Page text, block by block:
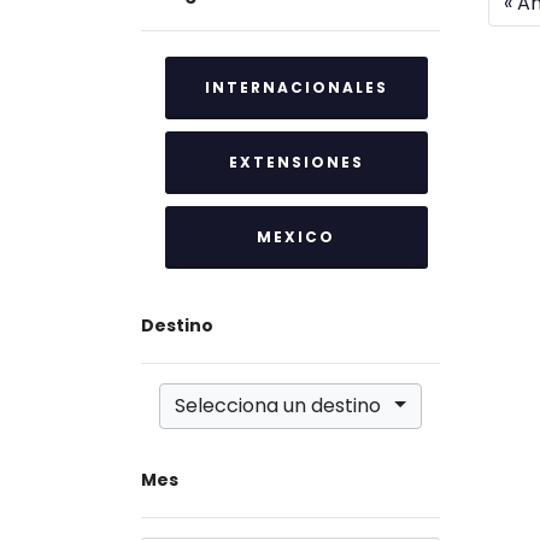
INTERNACIONALES
EXTENSIONES
MEXICO
Destino
Selecciona un destino
Mes